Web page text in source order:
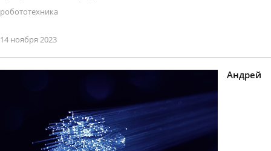
робототехника
14 ноября 2023
Андрей